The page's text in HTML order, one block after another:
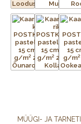
MÜÜGI- JA